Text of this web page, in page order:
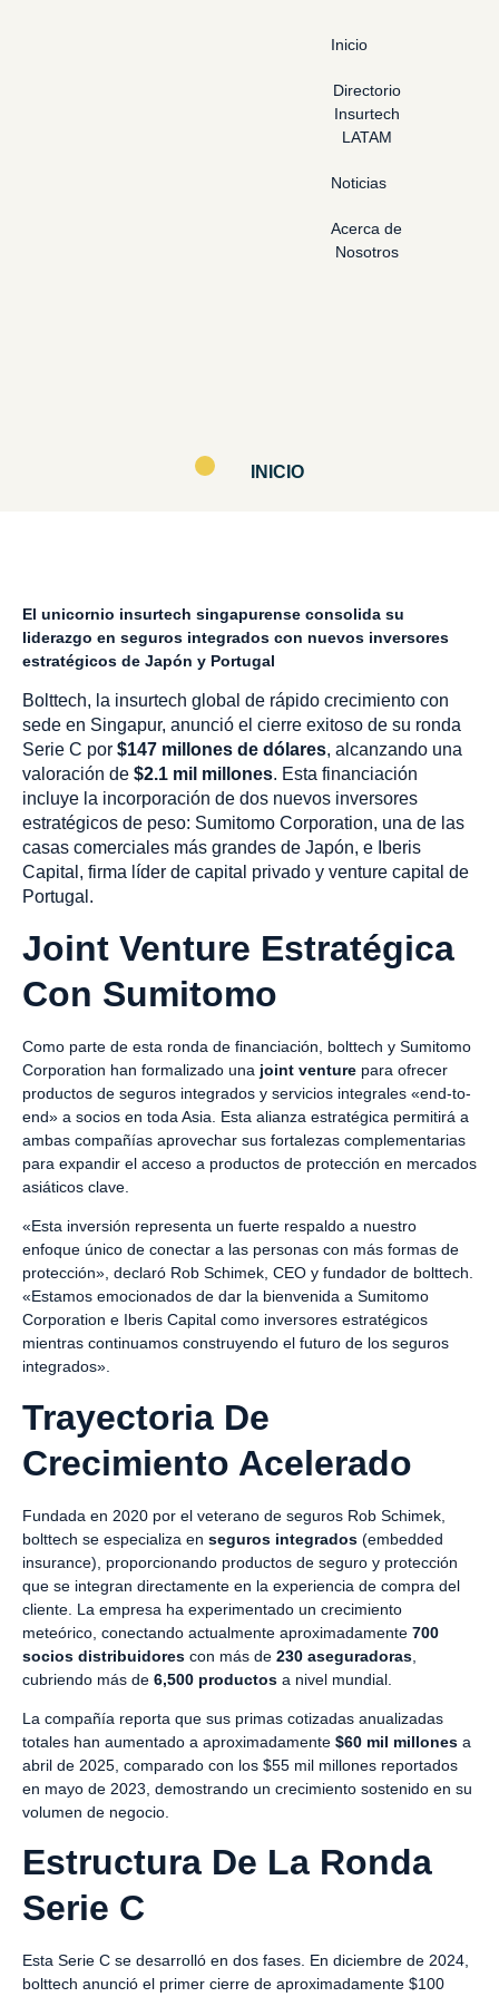
Inicio
Directorio
Insurtech
LATAM
Noticias
Acerca de
Nosotros
INICIO
El unicornio insurtech singapurense consolida su
liderazgo en seguros integrados con nuevos inversores
estratégicos de Japón y Portugal
Bolttech, la insurtech global de rápido crecimiento con
sede en Singapur, anunció el cierre exitoso de su ronda
Serie C por $147 millones de dólares, alcanzando una
valoración de $2.1 mil millones. Esta financiación
incluye la incorporación de dos nuevos inversores
estratégicos de peso: Sumitomo Corporation, una de las
casas comerciales más grandes de Japón, e Iberis
Capital, firma líder de capital privado y venture capital de
Portugal.
Joint Venture Estratégica
Con Sumitomo
Como parte de esta ronda de financiación, bolttech y Sumitomo
Corporation han formalizado una joint venture para ofrecer
productos de seguros integrados y servicios integrales «end-to-
end» a socios en toda Asia. Esta alianza estratégica permitirá a
ambas compañías aprovechar sus fortalezas complementarias
para expandir el acceso a productos de protección en mercados
asiáticos clave.
«Esta inversión representa un fuerte respaldo a nuestro
enfoque único de conectar a las personas con más formas de
protección», declaró Rob Schimek, CEO y fundador de bolttech.
«Estamos emocionados de dar la bienvenida a Sumitomo
Corporation e Iberis Capital como inversores estratégicos
mientras continuamos construyendo el futuro de los seguros
integrados».
Trayectoria De
Crecimiento Acelerado
Fundada en 2020 por el veterano de seguros Rob Schimek,
bolttech se especializa en seguros integrados (embedded
insurance), proporcionando productos de seguro y protección
que se integran directamente en la experiencia de compra del
cliente. La empresa ha experimentado un crecimiento
meteórico, conectando actualmente aproximadamente 700
socios distribuidores con más de 230 aseguradoras
cubriendo más de 6,500 productos a nivel mundial.
La compañía reporta que sus primas cotizadas anualizadas
totales han aumentado a aproximadamente $60 mil millones a
abril de 2025, comparado con los $55 mil millones reportados
en mayo de 2023, demostrando un crecimiento sostenido en su
volumen de negocio.
Estructura De La Ronda
Serie C
Esta Serie C se desarrolló en dos fases. En diciembre de 2024,
bolttech anunció el primer cierre de aproximadamente $100